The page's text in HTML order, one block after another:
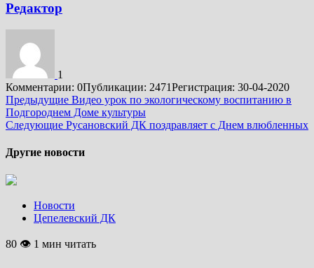
Редактор
1
Комментарии: 0Публикации: 2471Регистрация: 30-04-2020
Подробнее
Предыдущие Видео урок по экологическому воспитанию в
Подгороднем Доме культуры
Следующие Русановский ДК поздравляет с Днем влюбленных
Другие новости
Новости
Цепелевский ДК
80 👁 1 мин читать